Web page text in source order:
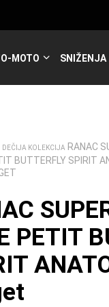
MOTO SNIŽENJA
DEČIJA KOLEKCIJA RANAC
BUTTERFLY SPIRIT
PETIT